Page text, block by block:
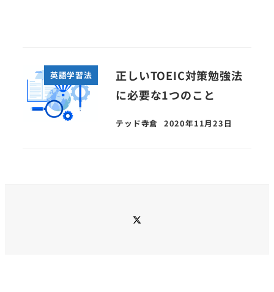
英語学習法
正しいTOEIC対策勉強法
に必要な1つのこと
テッド寺倉 2020年11月23日